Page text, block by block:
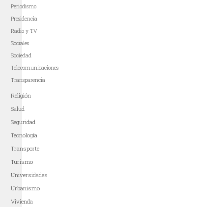
Periodismo
Presidencia
Radio y TV
Sociales
Sociedad
Telecomunicaciones
Transparencia
Religión
Salud
Seguridad
Tecnología
Transporte
Turismo
Universidades
Urbanismo
Vivienda